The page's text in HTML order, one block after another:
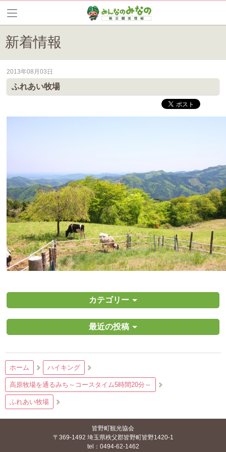
新着情報
皆野町のイベントやお祭り、花情報等の最新情報や観光協会会員情報
2013年08月03日
ふれあい牧場
カテゴリー
最近の投稿
ホーム ハイキング
高原牧場を通るみち～コースタイム5時間20分～
ふれあい牧場
皆野町観光協会
〒369-1492 埼玉県秩父郡皆野町皆野1420-1
tel：0494-62-1462